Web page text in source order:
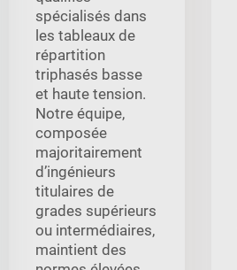
spécialisés dans
les tableaux de
répartition
triphasés basse
et haute tension.
Notre équipe,
composée
majoritairement
d’ingénieurs
titulaires de
grades supérieurs
ou intermédiaires,
maintient des